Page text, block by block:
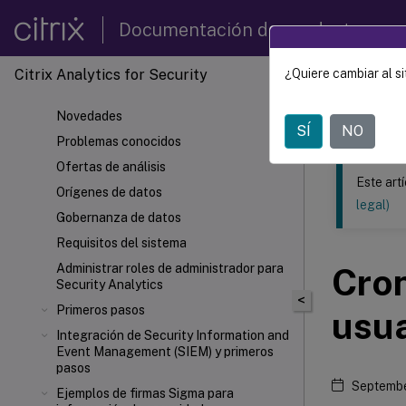
Documentación de productos
Citrix Analytics for Security
Novedades
Problemas conocidos
Ofertas de análisis
Orígenes de datos
Gobernanza de datos
Requisitos del sistema
Administrar roles de administrador para
Security Analytics
Primeros pasos
Integración de Security Information and
Event Management (SIEM) y primeros
pasos
Ejemplos de firmas Sigma para
Este
Citrix
<
Este
legal)
¿Quiere cambiar al
SÍ NO